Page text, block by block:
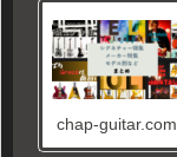
chap-guitar.com